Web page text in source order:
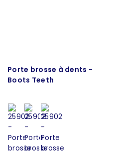
Porte brosse à dents -
Boots Teeth